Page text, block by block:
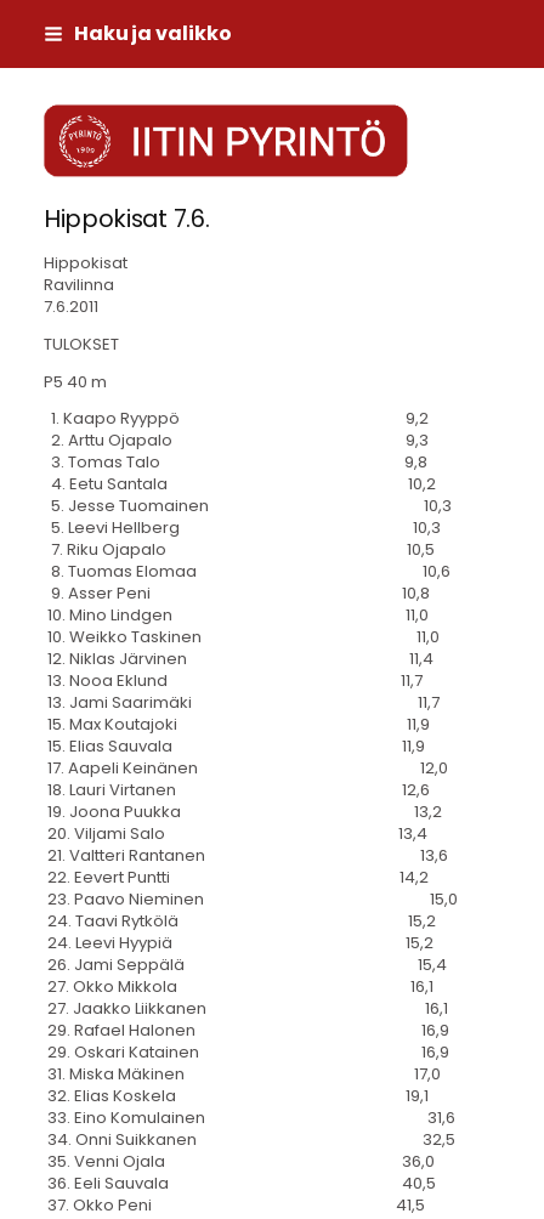
Siirry
sivun
sisältöön
Haku ja valikko
Iitin Pyrintö
Hippokisat 7.6.
Hippokisat
Ravilinna
7.6.2011
TULOKSET
P5 40 m
1. Kaapo Ryyppö 9,2
2. Arttu Ojapalo 9,3
3. Tomas Talo 9,8
4. Eetu Santala 10,2
5. Jesse Tuomainen 10,3
5. Leevi Hellberg 10,3
7. Riku Ojapalo 10,5
8. Tuomas Elomaa 10,6
9. Asser Peni 10,8
10. Mino Lindgen 11,0
10. Weikko Taskinen 11,0
12. Niklas Järvinen 11,4
13. Nooa Eklund 11,7
13. Jami Saarimäki 11,7
15. Max Koutajoki 11,9
15. Elias Sauvala 11,9
17. Aapeli Keinänen 12,0
18. Lauri Virtanen 12,6
19. Joona Puukka 13,2
20. Viljami Salo 13,4
21. Valtteri Rantanen 13,6
22. Eevert Puntti 14,2
23. Paavo Nieminen 15,0
24. Taavi Rytkölä 15,2
24. Leevi Hyypiä 15,2
26. Jami Seppälä 15,4
27. Okko Mikkola 16,1
27. Jaakko Liikkanen 16,1
29. Rafael Halonen 16,9
29. Oskari Katainen 16,9
31. Miska Mäkinen 17,0
32. Elias Koskela 19,1
33. Eino Komulainen 31,6
34. Onni Suikkanen 32,5
35. Venni Ojala 36,0
36. Eeli Sauvala 40,5
37. Okko Peni 41,5